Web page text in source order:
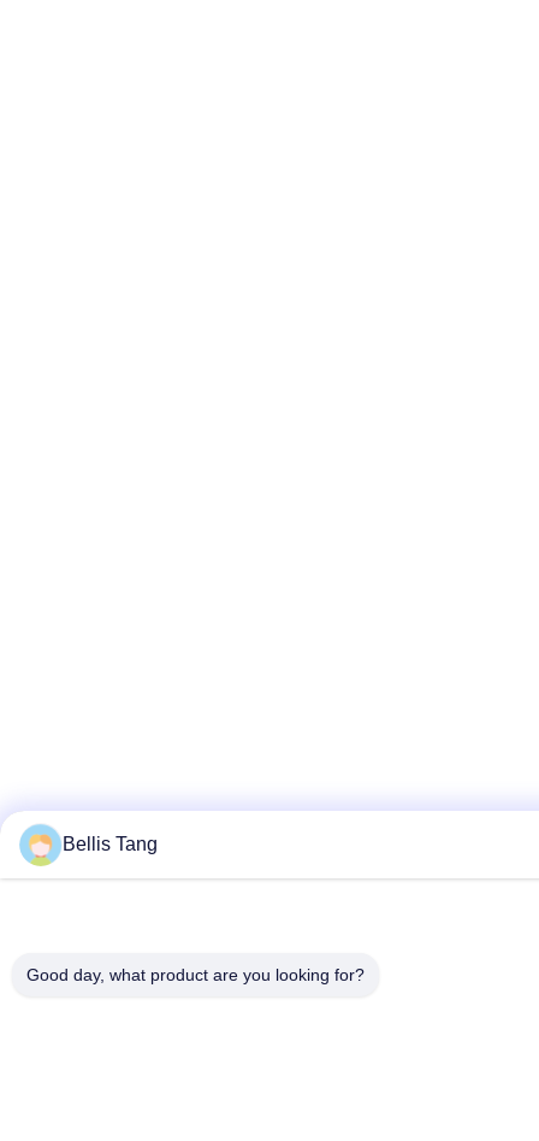
Bellis Tang
Good day, what product are you looking for?